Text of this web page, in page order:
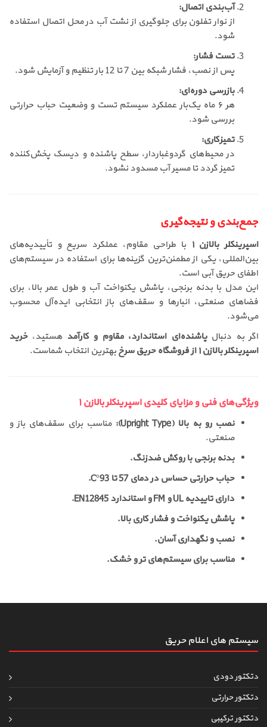
آب‌بندی اتصال:
از نوار تفلون برای جلوگیری از نشت آب در محل اتصال استفاده
شود.
تست فشار:
پس از نصب، فشار شبکه بین 7 تا 12 بار تنظیم و آزمایش شود.
بازرسی دوره‌ای:
هر ۶ ماه یک‌بار عملکرد سیستم تست و وضعیت حباب حرارتی
بررسی شود.
تمیزکاری:
در محیط‌های گردوغباردار، سطح پاشنده و دیسک پخش‌کننده
تمیز گردد تا مسیر آب مسدود نشود.
جمع‌بندی و نتیجه‌گیری
اسپرینکلر بالا‌زن ۱ با طراحی مقاوم، عملکرد سریع و تأییدیه‌های
بین‌المللی، یکی از مطمئن‌ترین گزینه‌ها برای استفاده در سیستم‌های
اطفای حریق آبی است.
این مدل با بدنه برنجی، پاشش یکنواخت آب و طول عمر بالا، برای
فضاهای صنعتی، انبارها و سقف‌های باز انتخابی ایده‌آل محسوب
می‌شود.
اگر به دنبالپاشنده‌ای استاندارد، مقاوم و کارآمد هستید،خرید
اسپرینکلر بالا‌زن ۱ از فروشگاه حریق سرخ
بهترین انتخاب شماست.
ویژگی‌های فنی و مزایای کلیدی اسپرینکلر بالا‌زن ۱
نصب رو به بالا (Upright Type):
مناسب برای سقف‌های باز و
صنعتی.
بدنه برنجی با روکش ضدزنگ.
حباب حرارتی حساس در دمای 57 تا 93°C.
دارای تاییدیه UL و FM و استاندارد EN12845.
پاشش یکنواخت و فشار کاری بالا.
نصب و نگهداری آسان.
مناسب برای سیستم‌های تر و خشک.
سیستم های اعلام حریق
دتکتور دودی
دتکتور حرارتی
دتکتور ترکیبی